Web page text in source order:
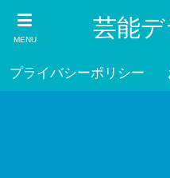
MENU 芸能
プライバシーポリシー